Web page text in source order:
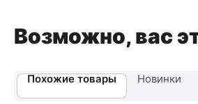
Возможно, вас
Похожие товары Новинки